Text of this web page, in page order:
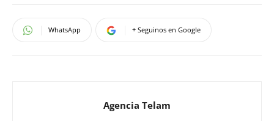
WhatsApp + Seguinos en Google
Agencia Telam